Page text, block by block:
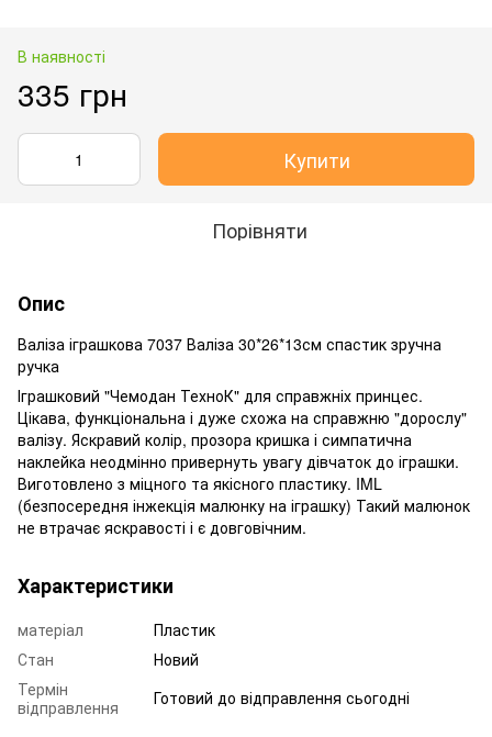
В наявності
335 грн
Купити
Порівняти
Опис
Валіза іграшкова 7037 Валіза 30*26*13см спастик зручна
ручка
Іграшковий "Чемодан ТехноК" для справжніх принцес.
Цікава, функціональна і дуже схожа на справжню "дорослу"
валізу. Яскравий колір, прозора кришка і симпатична
наклейка неодмінно привернуть увагу дівчаток до іграшки.
Виготовлено з міцного та якісного пластику. IML
(безпосередня інжекція малюнку на іграшку) Такий малюнок
не втрачає яскравості і є довговічним.
Характеристики
матеріал
Пластик
Стан
Новий
Термін
відправлення
Готовий до відправлення сьогодні